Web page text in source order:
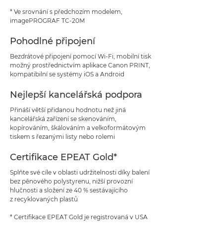
* Ve srovnání s předchozím modelem,
imagePROGRAF TC-20M
Pohodlné připojení
Bezdrátové připojení pomocí Wi-Fi, mobilní tisk
možný prostřednictvím aplikace Canon PRINT,
kompatibilní se systémy iOS a Android
Nejlepší kancelářská podpora
Přináší větší přidanou hodnotu než jiná
kancelářská zařízení se skenováním,
kopírováním, škálováním a velkoformátovým
tiskem s řezanými listy nebo rolemi
Certifikace EPEAT Gold*
Splňte své cíle v oblasti udržitelnosti díky balení
bez pěnového polystyrenu, nižší provozní
hlučnosti a složení ze 40 % sestávajícího
z recyklovaných plastů
* Certifikace EPEAT Gold je registrovaná v USA